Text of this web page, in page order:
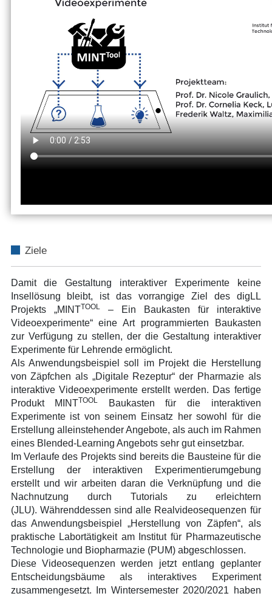
Ziele
Damit die Gestaltung interaktiver Experimente keine
Insellösung bleibt, ist das vorrangige Ziel des digLL
Projekts „MINTTOOL– Ein Baukasten für interaktive
Videoexperimente“ eine Art programmierten Baukasten
zur Verfügung zu stellen, der die Gestaltung interaktiver
Experimente für Lehrende ermöglicht.
Als Anwendungsbeispiel soll im Projekt die Herstellung
von Zäpfchen als „Digitale Rezeptur“ der Pharmazie als
interaktive Videoexperimente erstellt werden. Das fertige
Produkt MINTTOOL
Baukasten für die interaktiven
Experimente ist von seinem Einsatz her sowohl für die
Erstellung alleinstehender Angebote, als auch im Rahmen
eines Blended-Learning Angebots sehr gut einsetzbar.
Im Verlaufe des Projekts sind bereits die Bausteine für die
Erstellung der interaktiven Experimentierumgebung
erstellt und wir arbeiten daran die Verknüpfung und die
Nachnutzung durch Tutorials zu erleichtern
(JLU). Währenddessen sind alle Realvideosequenzen für
das Anwendungsbeispiel „Herstellung von Zäpfen“, als
praktische Labortätigkeit am Institut für Pharmazeutische
Technologie und Biopharmazie (PUM) abgeschlossen.
Diese Videosequenzen werden jetzt entlang geplanter
Entscheidungsbäume als interaktives Experiment
zusammengesetzt. Im Wintersemester 2020/2021 haben